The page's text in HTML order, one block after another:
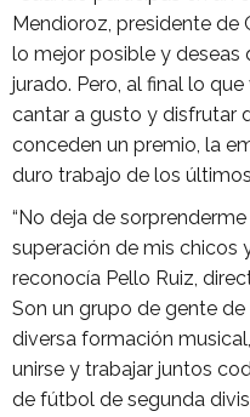
Mendioroz, presidente de
lo mejor posible y deseas
jurado. Pero, al final lo
cantar a gusto y disfrutar
conceden un premio, la
duro trabajo de los últimos
“No deja de
superación de mis chicos
reconocía Pello Ruiz,
Son un grupo de gente
diversa formación
unirse y trabajar juntos
de fútbol de segunda